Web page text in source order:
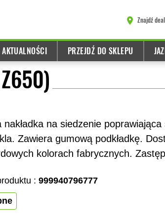
Znajdź
AKTUALNOŚCI PRZEJDŹ DO SKLEPU
nakładka na siedzenie
Zawiera gumową podkładkę.
kolorach fabrycznych.
: 999940796777